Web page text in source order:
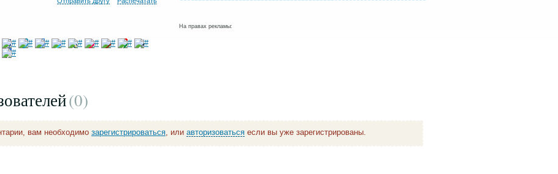
На правах рекламы:
(0)
вам необходимо зарегистрироваться, или авторизоваться если вы уже зарегистрированы.